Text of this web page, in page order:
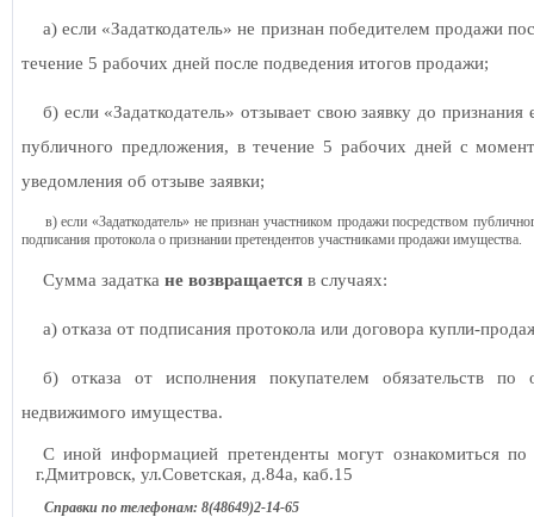
а) если «Задаткодатель» не признан победителем продажи
течение 5 рабочих дней после подведения итогов продажи;
б) если «Задаткодатель» отзывает свою заявку до
публичного предложения, в течение 5 рабочих дней с
уведомления об отзыве заявки;
в) если «Задаткодатель» не признан участником продажи посредством
подписания протокола о признании претендентов участниками продажи имущества.
Сумма задатка не возвращаетсяв случаях:
а) отказа от подписания протокола или договора купли-
б) отказа от исполнения покупателем обязательств по
недвижимого имущества.
С иной информацией претенденты могут ознакомиться по
г.Дмитровск, ул.Советская, д.84а, каб.15
Справки по телефонам: 8(48649)2-14-65